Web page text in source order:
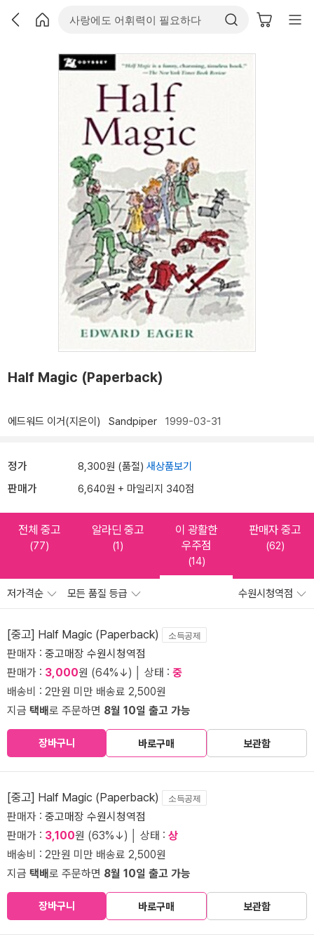
Half Magic (Paperback)
에드워드 이거(지은이) Sandpiper 1999-03-31
정가 8,300원 (품절) 새상품보기
판매가 6,640원 + 마일리지 340점
전체 중고
(77)
알라딘 중고
(1)
이 광활한
우주점
(14)
판매자 중고
(62)
저가격순 모든 품질 등급 수원시청역점
[중고] Half Magic (Paperback) 소득공제
판매자 : 중고매장 수원시청역점
판매가 : 3,000원 (64%↓) │ 상태 : 중
배송비 : 2만원 미만 배송료 2,500원
지금 택배로 주문하면 8월 10일 출고 가능
장바구니 바로구매 보관함
[중고] Half Magic (Paperback) 소득공제
판매자 : 중고매장 수원시청역점
판매가 : 3,100원 (63%↓) │ 상태 : 상
배송비 : 2만원 미만 배송료 2,500원
지금 택배로 주문하면 8월 10일 출고 가능
장바구니 바로구매 보관함